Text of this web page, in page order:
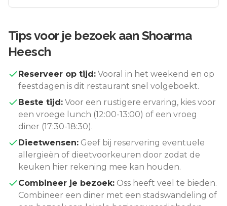
Tips voor je bezoek aan Shoarma
Heesch
Reserveer op tijd: Vooral in het weekend en op
feestdagen is dit restaurant snel volgeboekt.
Beste tijd: Voor een rustigere ervaring, kies voor
een vroege lunch (12:00-13:00) of een vroeg
diner (17:30-18:30).
Dieetwensen: Geef bij reservering eventuele
allergieën of dieetvoorkeuren door zodat de
keuken hier rekening mee kan houden.
Combineer je bezoek: Oss heeft veel te bieden.
Combineer een diner met een stadswandeling of